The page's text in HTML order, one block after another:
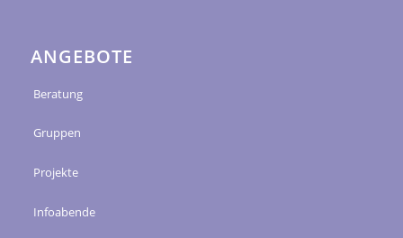
ANGEBOTE
Beratung
Gruppen
Projekte
Infoabende